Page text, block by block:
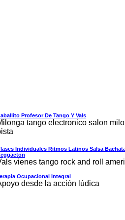
Profesor De Tango Y Vals
tango electronico salon
Individuales Ritmos Latinos Salsa
vienes tango rock and roll
Ocupacional Integral
desde la acción lúdica